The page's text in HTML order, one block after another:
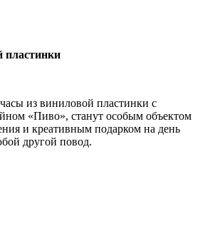
пластинки
из виниловой пластинки с
«Пиво», станут особым объектом
и креативным подарком на день
другой повод.